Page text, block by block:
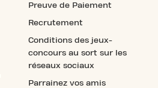
Preuve de Paiement
Recrutement
Conditions des jeux-
concours au sort sur les
réseaux sociaux
Parrainez vos amis